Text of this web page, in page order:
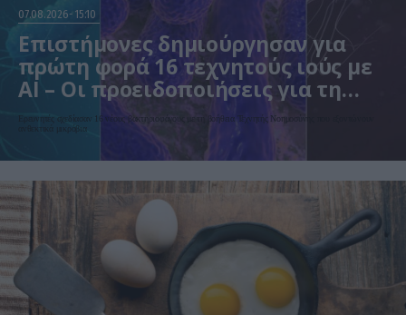
07.08.2026 15:10
Επιστήμονες δημιούργησαν για
πρώτη φορά 16 τεχνητούς ιούς με
AI – Οι προειδοποιήσεις για τη
βιοασφάλεια
Ερευνητές σχεδίασαν 16 νέους βακτηριοφάγους με τη βοήθεια Τεχνητής Νοημοσύνης που εξοντώνουν
ανθεκτικά μικρόβια